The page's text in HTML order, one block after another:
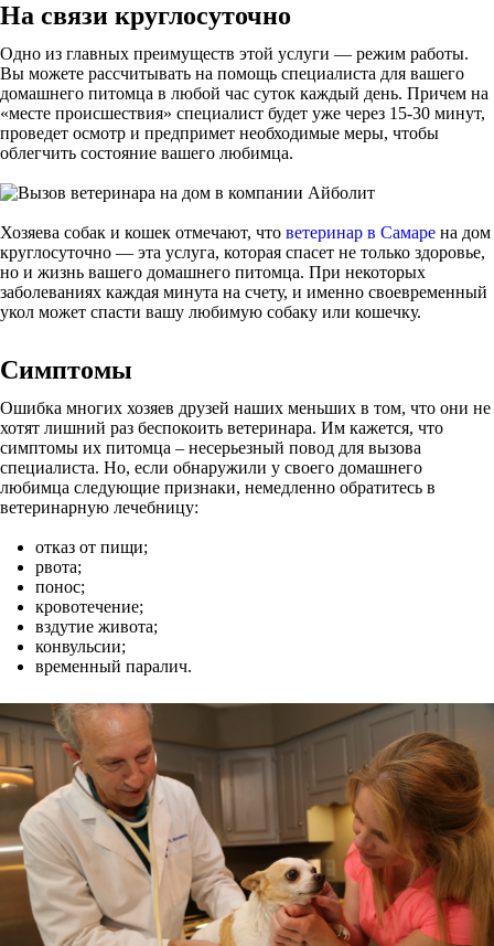
На связи круглосуточно
Одно из главных преимуществ этой услуги — режим работы.
Вы можете рассчитывать на помощь специалиста для вашего
домашнего питомца в любой час суток каждый день. Причем на
«месте происшествия» специалист будет уже через 15-30 минут,
проведет осмотр и предпримет необходимые меры, чтобы
облегчить состояние вашего любимца.
Хозяева собак и кошек отмечают, что ветеринар в Самаре на дом
круглосуточно — эта услуга, которая спасет не только здоровье,
но и жизнь вашего домашнего питомца. При некоторых
заболеваниях каждая минута на счету, и именно своевременный
укол может спасти вашу любимую собаку или кошечку.
Симптомы
Ошибка многих хозяев друзей наших меньших в том, что они не
хотят лишний раз беспокоить ветеринара. Им кажется, что
симптомы их питомца – несерьезный повод для вызова
специалиста. Но, если обнаружили у своего домашнего
любимца следующие признаки, немедленно обратитесь в
ветеринарную лечебницу:
отказ от пищи;
рвота;
понос;
кровотечение;
вздутие живота;
конвульсии;
временный паралич.